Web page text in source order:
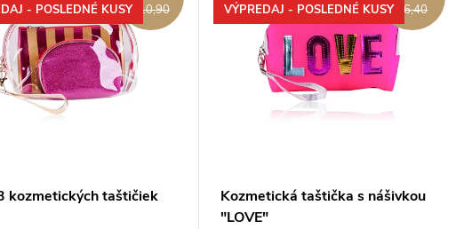
- POSLEDNÉ KUSY€10,90
kozmetických taštičiek
VÝPREDAJ - POSLEDNÉ KUSY
€6,40
Kozmetická taštička s nášivkou
"LOVE"